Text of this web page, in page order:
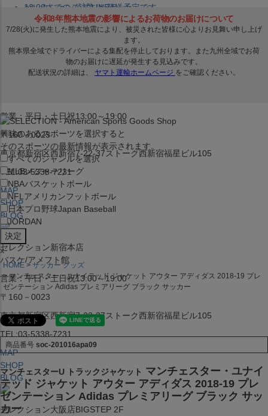
セレクション公式LINE@
営業：平日・土日祝13:00～19:00
〒160－0023
東京都新宿区西新宿7-22-37ストーク西新宿福星ビル105
TEL:03-5338-7231
MAP
SHOP
BLOG
セレクション新宿本店
バスケ/アメフト館
営業：平日・土日祝13:00～19:00
〒160－0023
東京都新宿区西新宿7-22-37ストーク西新宿福星ビル105
TEL:03-5338-7231
MAP
SHOP
BLOG
セレクション大阪店BIGSTEP 2F
12:00までのご注文は発送予定です。
在庫品は 1-3営業日内で発送!! ※お取寄せ商品は対象外
興味のあるスポーツを選択すると
そのスポーツの最新情報が表示されます。
すべてのジャンルを選択
MLBメジャーリーグ
NBAバスケットボール
NFL アメリカンフットボール
日本プロ野球Japan Baseball
JORDAN
x
HOME
サッカー グッズ
マンチェスター・ユナイテッド ジャケット アウター アディダス 2018-19 プレ
ゼンテーション Adidas プレミアリーグ ブラック サッカー
商品番号 soc-201016apa09
マンチェスターU トラックジャケット マンチェスター・ユナイ
テッド ジャケット アウター アディダス 2018-19 プレ
ゼンテーション Adidas プレミアリーグ ブラック サッ
カー